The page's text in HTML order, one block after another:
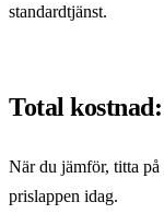
standardtjänst.
Total
När du jämför, titta på
prislappen idag.